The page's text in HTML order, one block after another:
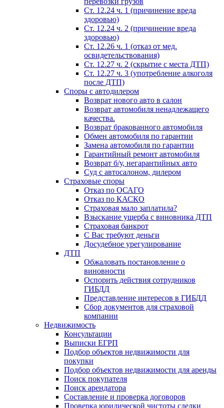
Ст. 12.24 ч. 1 (причинение вреда
здоровью)
Ст. 12.24 ч. 2 (причинение вреда
здоровью)
Ст. 12.26 ч. 1 (отказ от мед.
освидетельствования)
Ст. 12.27 ч. 2 (скрытие с места ДТП)
Ст. 12.27 ч. 3 (употребление алкоголя
после ДТП)
Споры с автодилером
Возврат нового авто в салон
Возврат автомобиля ненадлежащего
качества.
Возврат бракованного автомобиля
Обмен автомобиля по гарантии
Замена автомобиля по гарантии
Гарантийный ремонт автомобиля
Возврат б/у, негарантийных авто
Суд с автосалоном, дилером
Страховые споры
Отказ по ОСАГО
Отказ по КАСКО
Страховая мало заплатила?
Взыскание ущерба с виновника ДТП
Страховая банкрот
С Вас требуют деньги
Досудебное урегулирование
ДТП
Обжаловать постановление о
виновности
Оспорить действия сотрудников
ГИБДД
Представление интересов в ГИБДД
Сбор документов для страховой
компании
Недвижимость
Консультации
Выписки ЕГРП
Подбор объектов недвижимости для
покупки
Подбор объектов недвижимости для аренды
Поиск покупателя
Поиск арендатора
Составление и проверка договоров
Проверка юридической чистоты сделки